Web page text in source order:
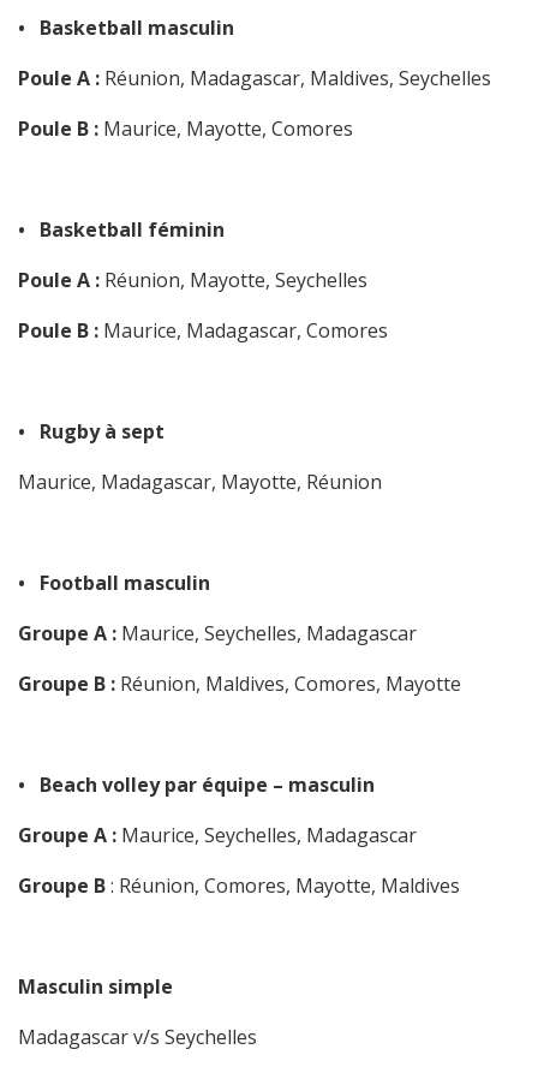
• Basketball masculin
Poule A : Réunion, Madagascar, Maldives, Seychelles
Poule B : Maurice, Mayotte, Comores
• Basketball féminin
Poule A : Réunion, Mayotte, Seychelles
Poule B : Maurice, Madagascar, Comores
• Rugby à sept
Maurice, Madagascar, Mayotte, Réunion
• Football masculin
Groupe A : Maurice, Seychelles, Madagascar
Groupe B : Réunion, Maldives, Comores, Mayotte
• Beach volley par équipe – masculin
Groupe A : Maurice, Seychelles, Madagascar
Groupe B: Réunion, Comores, Mayotte, Maldives
Masculin simple
Madagascar v/s Seychelles